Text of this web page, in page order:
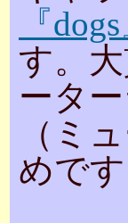
『dogs
す。
ータ
（ミ
めです